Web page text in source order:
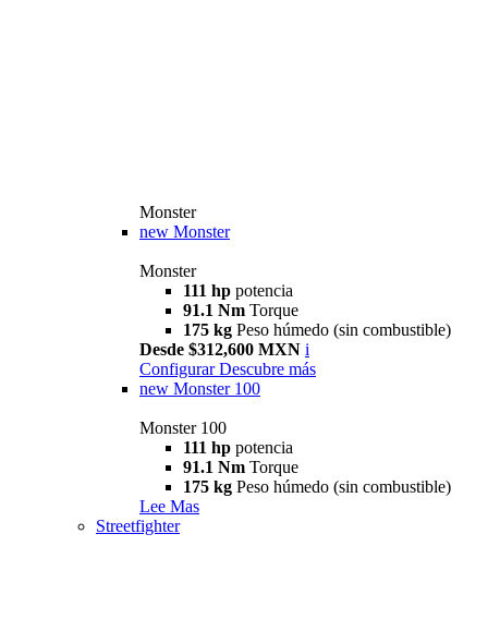
Monster
new Monster
Monster
111 hp potencia
91.1 Nm Torque
175 kg Peso húmedo (sin combustible)
Desde $312,600 MXN i
Configurar Descubre más
new Monster 100
Monster 100
111 hp potencia
91.1 Nm Torque
175 kg Peso húmedo (sin combustible)
Lee Mas
Streetfighter